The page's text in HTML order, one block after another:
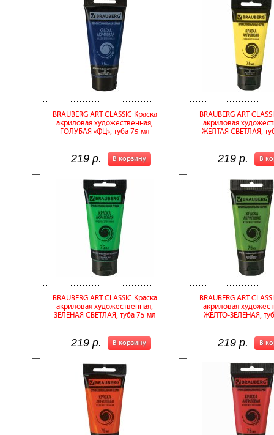
BRAUBERG ART CLASSIC Краска
акриловая художественная,
ГОЛУБАЯ «ФЦ», туба 75 мл
В корзину
219 р.
BRAUBERG ART
акриловая
ЖЕЛТАЯ СВЕТЛАЯ,
В
219 р.
BRAUBERG ART CLASSIC Краска
акриловая художественная,
ЗЕЛЕНАЯ СВЕТЛАЯ, туба 75 мл
В корзину
219 р.
BRAUBERG ART
акриловая
ЖЕЛТО-ЗЕЛЕНАЯ,
В
219 р.